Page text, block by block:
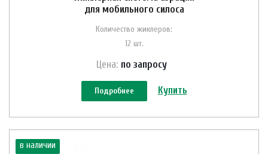
для мобильного силоса
Количество жиклеров:
12 шт.
Цена: по запросу
Подробнее Купить
в наличии